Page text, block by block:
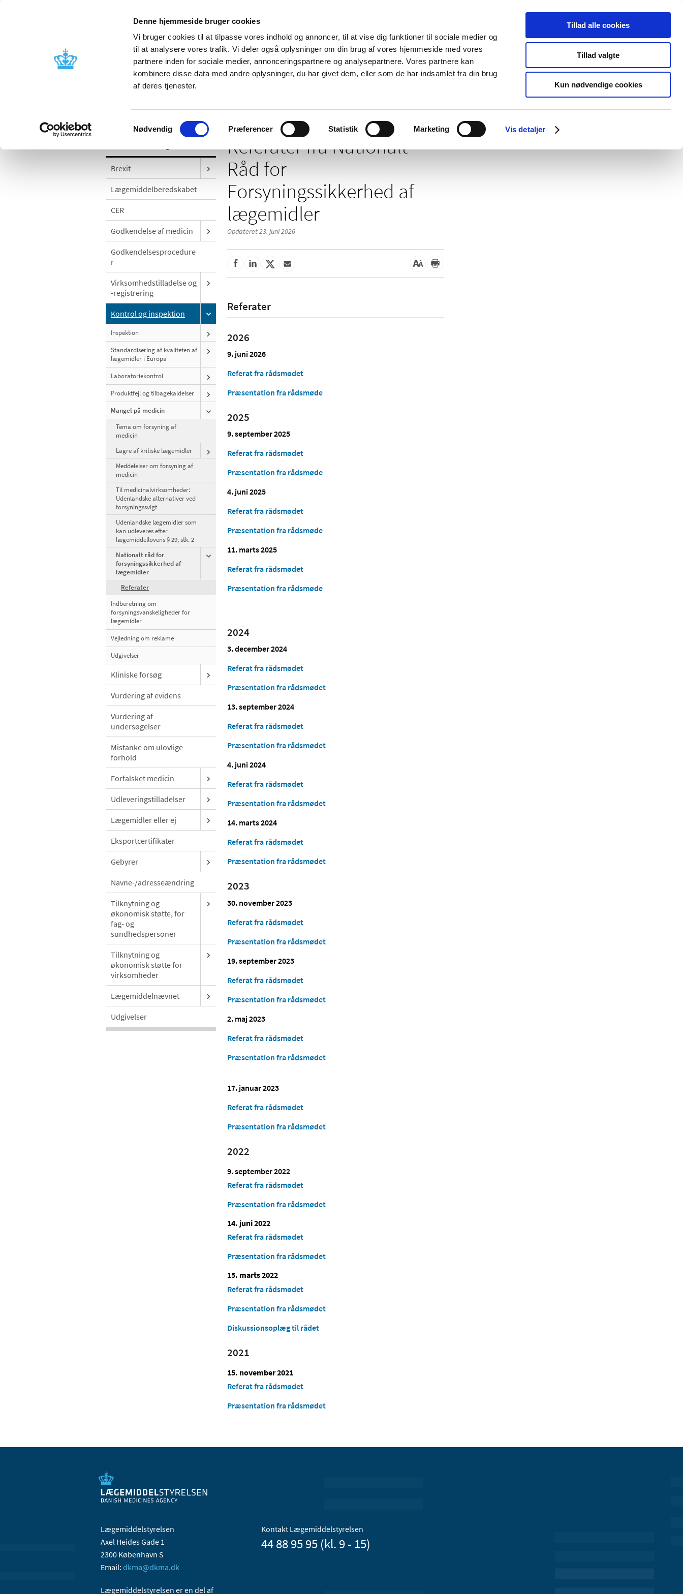
Denne hjemmeside bruger cookies
Vi bruger cookies til at tilpasse vores indhold og annoncer, til at vise dig funktioner til sociale medier og
til at analysere vores trafik. Vi deler også oplysninger om din brug af vores hjemmeside med vores
partnere inden for sociale medier, annonceringspartnere og analysepartnere. Vores partnere kan
kombinere disse data med andre oplysninger, du har givet dem, eller som de har indsamlet fra din brug
af deres tjenester.
Samtykkevalg
Nødvendig Præferencer Statistik Marketing Vis detaljer
Tillad alle cookies
Tillad valgte
Kun nødvendige cookies
Nyheder Om os Kontakt Udgivelser
Godkendelse og
Bivirkninger og
produktinformation
Tilskud og
Apoteker og salg af
Medicinsk
Særlige
produktområder
Brexit
Lægemiddelberedskabet
CER
Godkendelse af medicin
Godkendelsesprocedure
r
Virksomhedstilladelse og
-registrering
Kontrol og inspektion
Inspektion
Standardisering af kvaliteten af
lægemidler i Europa
Laboratoriekontrol
Produktfejl og tilbagekaldelser
Mangel på medicin
Tema om forsyning af
medicin
Lagre af kritiske lægemidler
Meddelelser om forsyning af
medicin
Til medicinalvirksomheder:
Udenlandske alternativer ved
forsyningssvigt
Udenlandske lægemidler som
kan udleveres efter
lægemiddellovens § 29, stk. 2
Nationalt råd for
forsyningssikkerhed af
lægemidler
Referater
Indberetning om
forsyningsvanskeligheder for
lægemidler
Vejledning om reklame
Udgivelser
Kliniske forsøg
Vurdering af evidens
Vurdering af
undersøgelser
Mistanke om ulovlige
forhold
Forfalsket medicin
Udleveringstilladelser
Lægemidler eller ej
Eksportcertifikater
Gebyrer
Navne-/adresseændring
Tilknytning og
økonomisk støtte, for
fag- og
sundhedspersoner
Tilknytning og
økonomisk støtte for
virksomheder
Lægemiddelnævnet
Udgivelser
Referater fra Nationalt
Råd for
Forsyningssikkerhed af
lægemidler
Opdateret 23. juni 2026
Referater
2026
9. juni 2026
Referat fra rådsmødet
Præsentation fra rådsmøde
2025
9. september 2025
Referat fra rådsmødet
Præsentation fra rådsmøde
4. juni 2025
Referat fra rådsmødet
Præsentation fra rådsmøde
11. marts 2025
Referat fra rådsmødet
Præsentation fra rådsmøde
2024
3. december 2024
Referat fra rådsmødet
Præsentation fra rådsmødet
13. september 2024
Referat fra rådsmødet
Præsentation fra rådsmødet
4. juni 2024
Referat fra rådsmødet
Præsentation fra rådsmødet
14. marts 2024
Referat fra rådsmødet
Præsentation fra rådsmødet
2023
30. november 2023
Referat fra rådsmødet
Præsentation fra rådsmødet
19. september 2023
Referat fra rådsmødet
Præsentation fra rådsmødet
2. maj 2023
Referat fra rådsmødet
Præsentation fra rådsmødet
17. januar 2023
Referat fra rådsmødet
Præsentation fra rådsmødet
2022
9. september 2022
Referat fra rådsmødet
Præsentation fra rådsmødet
14. juni 2022
Referat fra rådsmødet
Præsentation fra rådsmødet
15. marts 2022
Referat fra rådsmødet
Præsentation fra rådsmødet
Diskussionsoplæg til rådet
2021
15. november 2021
Referat fra rådsmødet
Præsentation fra rådsmødet
Lægemiddelstyrelsen
Axel Heides Gade 1
2300 København S
Email: dkma@dkma.dk
Lægemiddelstyrelsen er en del af
Kontakt Lægemiddelstyrelsen
44 88 95 95 (kl. 9 - 15)